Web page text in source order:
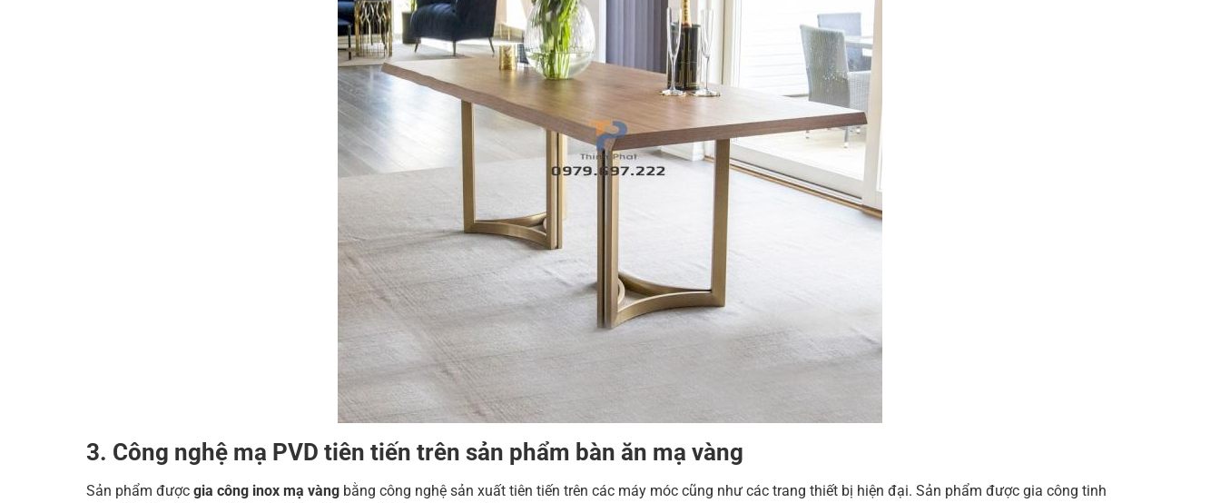
3. Công nghệ mạ PVD tiên tiến trên sản phẩm bàn ăn mạ vàng
Sản phẩm được gia công inox mạ vàngbằng công nghệ sản xuất tiên tiến trên các máy móc cũng như các trang thiết bị hiện đại. Sản phẩm được gia công tinh